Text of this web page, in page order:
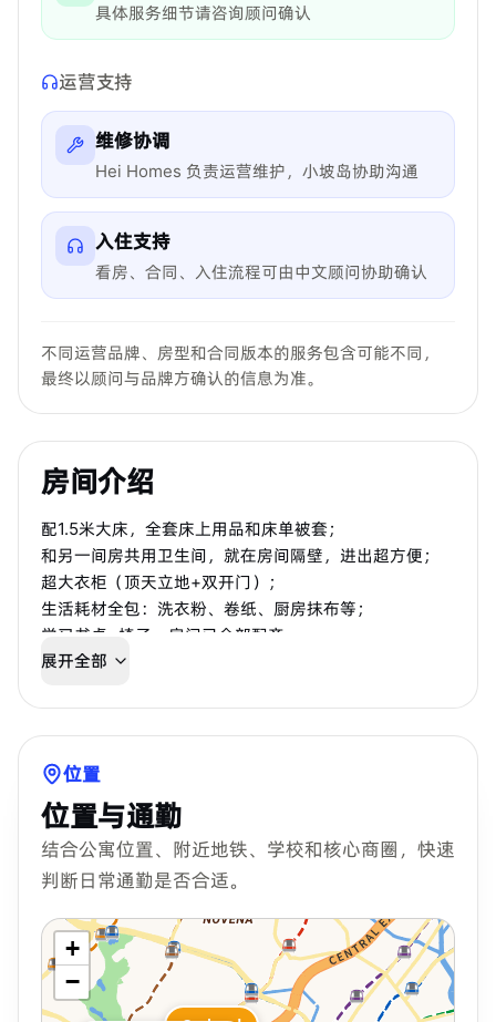
具体服务细节请咨询顾问确认
运营支持
维修协调
Hei Homes 负责运营维护，小坡岛协助沟通
入住支持
看房、合同、入住流程可由中文顾问协助确认
不同运营品牌、房型和合同版本的服务包含可能不同，
最终以顾问与品牌方确认的信息为准。
房间介绍
配1.5米大床，全套床上用品和床单被套；
和另一间房共用卫生间，就在房间隔壁，进出超方便；
超大衣柜（顶天立地+双开门）；
生活耗材全包：洗衣粉、卷纸、厨房抹布等；
学习书桌+椅子，房间已全部配齐。
展开全部
位置
位置与通勤
结合公寓位置、附近地铁、学校和核心商圈，快速
判断日常通勤是否合适。
+
−